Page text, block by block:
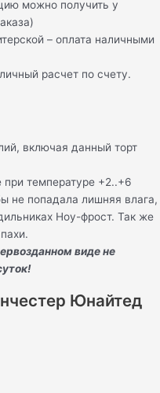
можно получить у
– оплата наличными
расчет по счету.
включая данный торт
при температуре +2..+6
не попадала лишняя влага,
Ноу-фрост. Так же
виде не
Юнайтед